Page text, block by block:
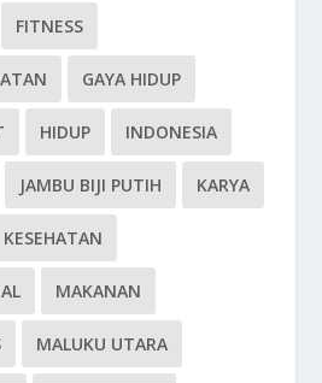
FITNESS
GAYA HIDUP
HIDUP INDONESIA
JAMBU BIJI PUTIH KARYA
KESEHATAN
MAKANAN
MALUKU UTARA